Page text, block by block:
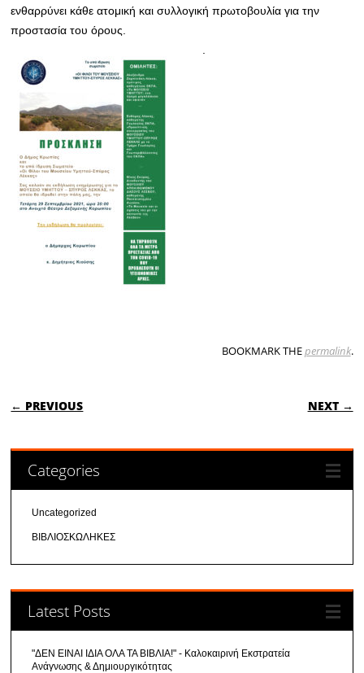
ενθαρρύνει κάθε ατομική και συλλογική πρωτοβουλία για την
προστασία του όρους.
BOOKMARK THEpermalink.
POST NAVIGATION
← PREVIOUS NEXT →
Categories
Uncategorized
ΒΙΒΛΙΟΣΚΩΛΗΚΕΣ
Latest Posts
"ΔΕΝ ΕΙΝΑΙ ΙΔΙΑ ΟΛΑ ΤΑ ΒΙΒΛΙΑ!" - Καλοκαιρινή Εκστρατεία
Ανάγνωσης & Δημιουργικότητας